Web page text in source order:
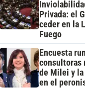
Privada: el
ceder en la
Fuego
Encuesta
consultoras
de Milei y
en el